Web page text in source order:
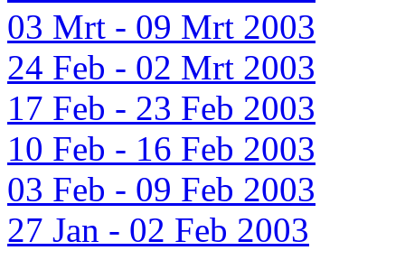
03 Mrt - 09 Mrt 2003
24 Feb - 02 Mrt 2003
17 Feb - 23 Feb 2003
10 Feb - 16 Feb 2003
03 Feb - 09 Feb 2003
27 Jan - 02 Feb 2003